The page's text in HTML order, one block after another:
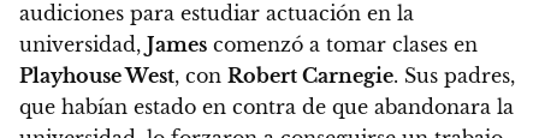
audiciones para estudiar actuación en la
universidad, James comenzó a tomar clases en
Playhouse West, con Robert Carnegie. Sus padres,
que habían estado en contra de que abandonara la